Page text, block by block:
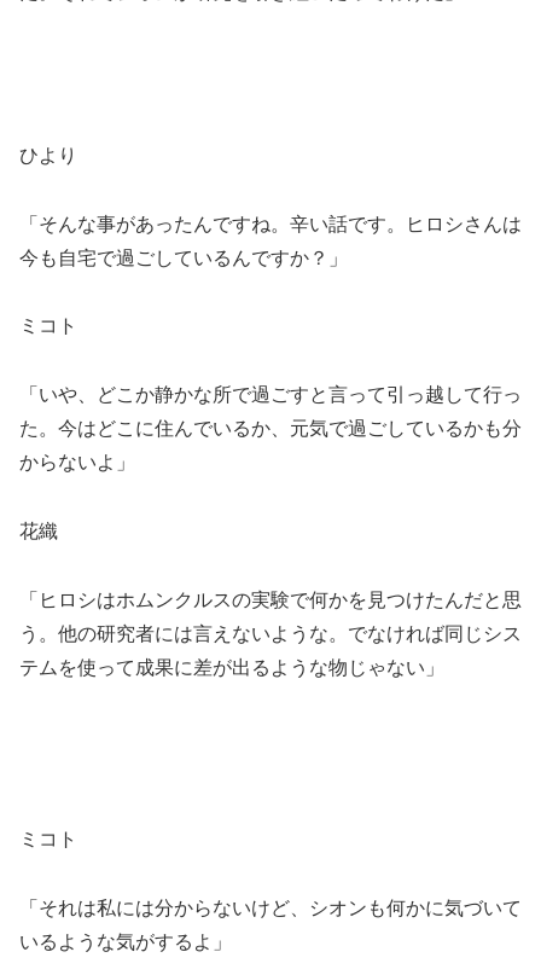
ひより
「そんな事があったんですね。辛い話です。ヒロシさんは
今も自宅で過ごしているんですか？」
ミコト
「いや、どこか静かな所で過ごすと言って引っ越して行っ
た。今はどこに住んでいるか、元気で過ごしているかも分
からないよ」
花織
「ヒロシはホムンクルスの実験で何かを見つけたんだと思
う。他の研究者には言えないような。でなければ同じシス
テムを使って成果に差が出るような物じゃない」
ミコト
「それは私には分からないけど、シオンも何かに気づいて
いるような気がするよ」